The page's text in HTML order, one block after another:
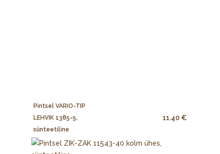
Pintsel VARIO-TIP
LEHVIK 1385-5,
sünteetiline
11.40 €